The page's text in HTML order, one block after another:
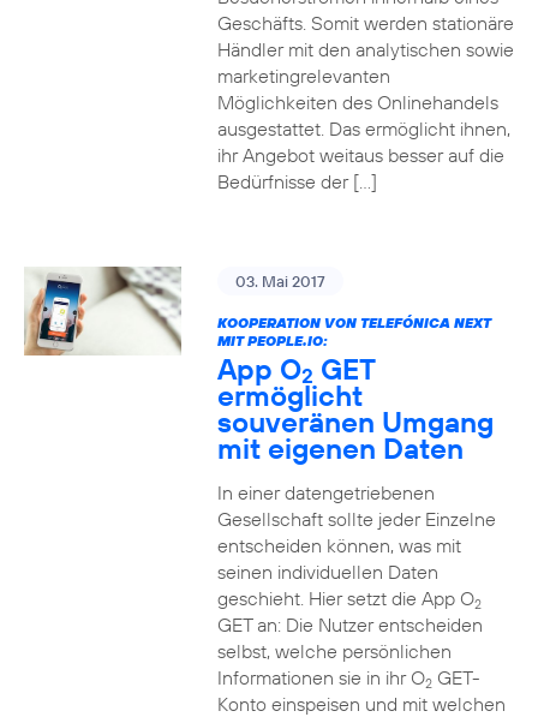
Geschäfts. Somit werden stationäre
Händler mit den analytischen sowie
marketingrelevanten
Möglichkeiten des Onlinehandels
ausgestattet. Das ermöglicht ihnen,
ihr Angebot weitaus besser auf die
Bedürfnisse der […]
03. Mai 2017
KOOPERATION VON TELEFÓNICA NEXT
MIT PEOPLE.IO:
App O2 GET
ermöglicht
souveränen Umgang
mit eigenen Daten
In einer datengetriebenen
Gesellschaft sollte jeder Einzelne
entscheiden können, was mit
seinen individuellen Daten
geschieht. Hier setzt die App O2
GET an: Die Nutzer entscheiden
selbst, welche persönlichen
Informationen sie in ihr O2GET-
Konto einspeisen und mit welchen